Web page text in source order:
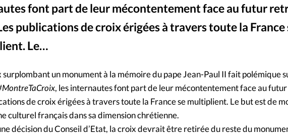
Religions Société
Mon
font part de leur mécontentement face au futur
publications de croix érigées à travers toute la France
Le…
surplombant un monument à la mémoire du pape Jean-Paul II fait polémique
, les internautes font part de leur mécontentement face au
de croix érigées à travers toute la France se multiplient. Le but est de
culturel français dans sa dimension chrétienne.
décision du Conseil d’Etat, la croix devrait être retirée du reste du